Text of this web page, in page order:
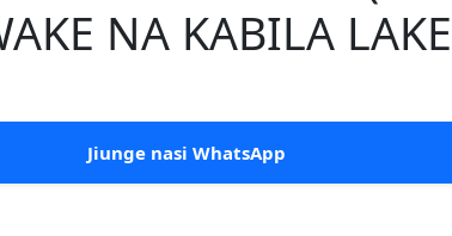
NA KABILA LAKE
Jiunge nasi WhatsApp